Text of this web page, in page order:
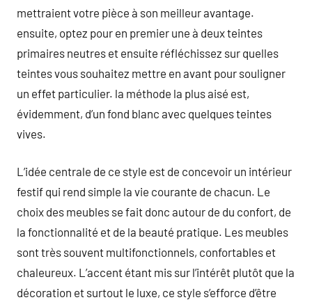
mettraient votre pièce à son meilleur avantage.
ensuite, optez pour en premier une à deux teintes
primaires neutres et ensuite réfléchissez sur quelles
teintes vous souhaitez mettre en avant pour souligner
un effet particulier. la méthode la plus aisé est,
évidemment, d’un fond blanc avec quelques teintes
vives.
L’idée centrale de ce style est de concevoir un intérieur
festif qui rend simple la vie courante de chacun. Le
choix des meubles se fait donc autour de du confort, de
la fonctionnalité et de la beauté pratique. Les meubles
sont très souvent multifonctionnels, confortables et
chaleureux. L’accent étant mis sur l’intérêt plutôt que la
décoration et surtout le luxe, ce style s’efforce d’être